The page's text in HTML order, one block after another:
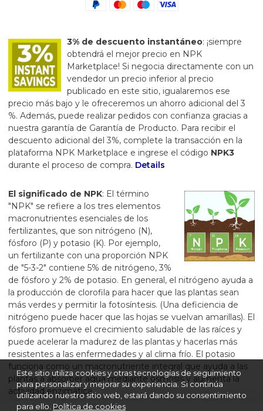
3% de descuento instantáneo: ¡siempre
obtendrá el mejor precio en NPK
Marketplace! Si negocia directamente con un
vendedor un precio inferior al precio
publicado en este sitio, igualaremos ese
precio más bajo y le ofreceremos un ahorro adicional del 3
%. Además, puede realizar pedidos con confianza gracias a
nuestra garantía de Garantía de Producto. Para recibir el
descuento adicional del 3%, complete la transacción en la
plataforma NPK Marketplace e ingrese el código NPK3
durante el proceso de compra. Details
El significado de NPK: El término
"NPK" se refiere a los tres elementos
macronutrientes esenciales de los
fertilizantes, que son nitrógeno (N),
fósforo (P) y potasio (K). Por ejemplo,
un fertilizante con una proporción NPK
de "5-3-2" contiene 5% de nitrógeno, 3%
de fósforo y 2% de potasio. En general, el nitrógeno ayuda a
la producción de clorofila para hacer que las plantas sean
más verdes y permitir la fotosíntesis. (Una deficiencia de
nitrógeno puede hacer que las hojas se vuelvan amarillas). El
fósforo promueve el crecimiento saludable de las raíces y
puede acelerar la madurez de las plantas y hacerlas más
resistentes a las enfermedades y al clima frío. El potasio
funciona como un macronutriente integral que ayuda a las
plantas a absorber agua mediante ósmosis y aumenta la
actividad enzimática.
Este sitio utiliza cookies y otras tecnologías de seguimiento
para personalizar y mejorar su experiencia. Si continúa
utilizando nuestro sitio web, estará dando su consentimiento
para ello. Política de cookies